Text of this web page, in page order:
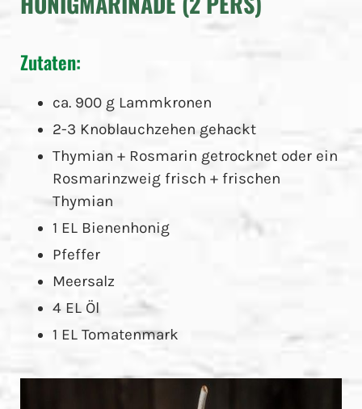
Zutaten:
ca. 900 g Lammkronen
2-3 Knoblauchzehen gehackt
Thymian + Rosmarin getrocknet oder ein
Rosmarinzweig frisch + frischen
Thymian
1 EL Bienenhonig
Pfeffer
Meersalz
4 EL Öl
1 EL Tomatenmark